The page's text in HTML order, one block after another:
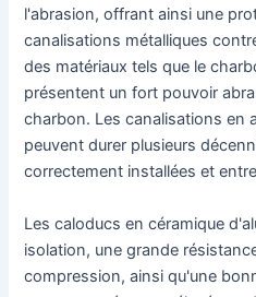
l'abrasion, offrant ainsi une
canalisations métalliques
des matériaux tels que le
présentent un fort pouvoir
charbon. Les canalisations en
peuvent durer plusieurs
correctement installées et
Les caloducs en céramique
isolation, une grande
compression, ainsi qu'une